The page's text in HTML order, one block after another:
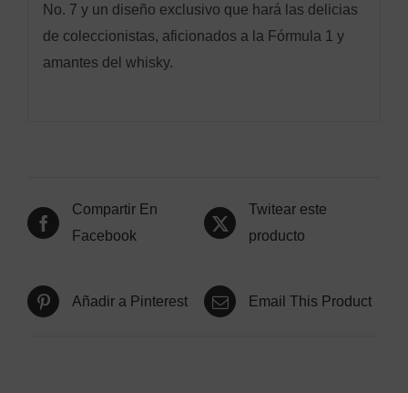
No. 7 y un diseño exclusivo que hará las delicias
de coleccionistas, aficionados a la Fórmula 1 y
amantes del whisky.
Compartir En
Facebook
Twitear este
producto
Añadir a Pinterest Email This Product